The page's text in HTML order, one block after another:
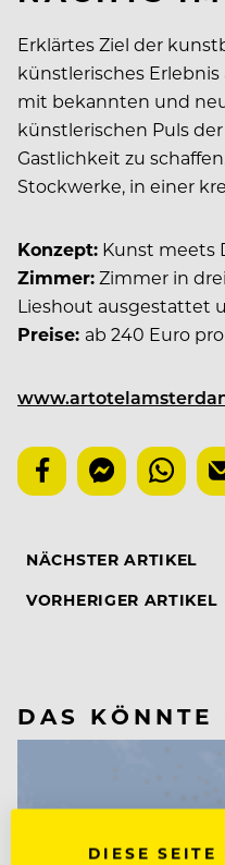
Erklärtes Ziel der
künstlerisches
mit bekannten und
künstlerischen Puls
Gastlichkeit zu
Stockwerke, in einer
Konzept: Kunst meets
Zimmer:Zimmer in
Lieshout ausgestattet
Preise: ab 240 Euro
NÄCHSTER ARTIKEL
VORHERIGER ARTIKEL
DAS KÖNNTE
DIESE SEITE